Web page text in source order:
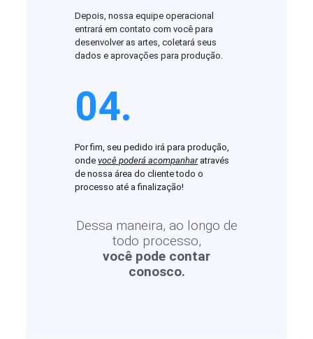
Depois, nossa equipe operacional
entrará em contato com você para
desenvolver as artes, coletará seus
dados e aprovações para produção.
04.
Por fim, seu pedido irá para produção,
ondevocê poderá acompanharatravés
de nossa área do cliente todo o
processo até a finalização!
Dessa maneira, ao longo de
todo processo,
você pode contar
conosco.